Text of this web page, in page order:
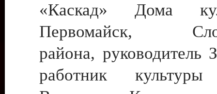
«Каскад» Дома
Первомайск,
района, руководитель
работник культуры